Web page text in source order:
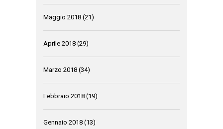
Maggio 2018 (21)
Aprile 2018 (29)
Marzo 2018 (34)
Febbraio 2018 (19)
Gennaio 2018 (13)